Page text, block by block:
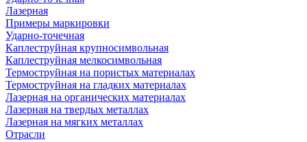
Лазерная
Примеры маркировки
Ударно-точечная
Каплеструйная крупносимвольная
Каплеструйная мелкосимвольная
Термоструйная на пористых материалах
Термоструйная на гладких материалах
Лазерная на органических материалах
Лазерная на твердых металлах
Лазерная на мягких металлах
Отрасли